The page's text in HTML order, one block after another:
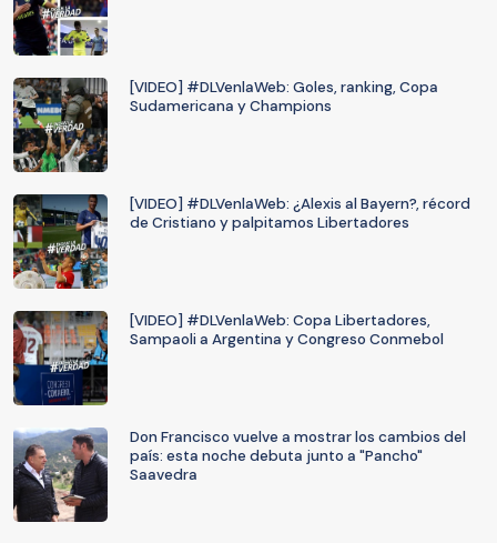
[VIDEO] #DLVenlaWeb: Goles, ranking, Copa
Sudamericana y Champions
[VIDEO] #DLVenlaWeb: ¿Alexis al Bayern?, récord
de Cristiano y palpitamos Libertadores
[VIDEO] #DLVenlaWeb: Copa Libertadores,
Sampaoli a Argentina y Congreso Conmebol
Don Francisco vuelve a mostrar los cambios del
país: esta noche debuta junto a "Pancho"
Saavedra